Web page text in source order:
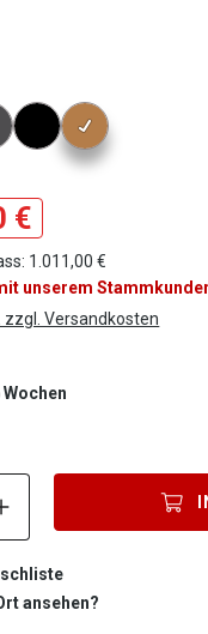
Farbe
€
1.011,00 €
unserem
zzgl. Versandkosten
Produkt Anzahl: Gib
ansehen?